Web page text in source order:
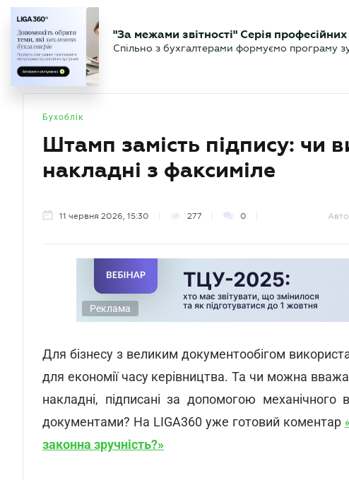
БУХГАЛТЕР Новини Аналітика Календар
"За межами звітності" Серія професійних
Спільно з бухгалтерами формуємо програму
Бухоблік
Штамп замість підпису: чи
накладні з факсиміле
11 червня 2026, 15:30 277 0
Реклама
Для бізнесу з великим документообігом
для економії часу керівництва. Та чи можна
накладні, підписані за допомогою
документами? На LIGA360 уже готовий коментар
законна зручність?»